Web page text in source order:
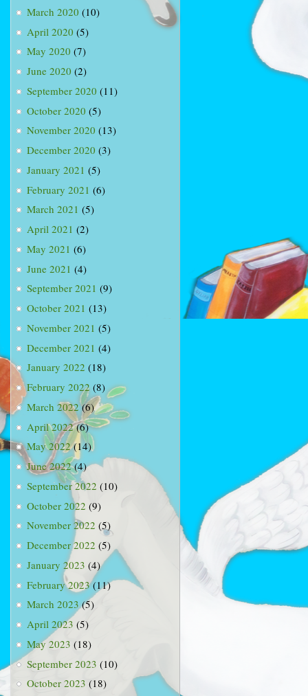
March 2020 (10)
April 2020 (5)
May 2020 (7)
June 2020 (2)
September 2020 (11)
October 2020 (5)
November 2020 (13)
December 2020 (3)
January 2021 (5)
February 2021 (6)
March 2021 (5)
April 2021 (2)
May 2021 (6)
June 2021 (4)
September 2021 (9)
October 2021 (13)
November 2021 (5)
December 2021 (4)
January 2022 (18)
February 2022 (8)
March 2022(6)
April 2022(6)
May 2022(14)
June 2022(4)
September 2022 (10)
October 2022 (9)
November 2022 (5)
December 2022 (5)
January 2023 (4)
February 2023(11)
March 2023(5)
April 2023 (5)
May 2023 (18)
September 2023 (10)
October 2023 (18)